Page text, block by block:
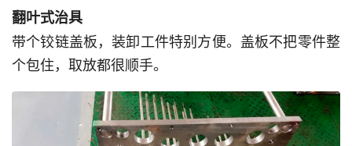
翻叶式治具
带个铰链盖板，装卸工件特别方便。盖板不把零件整
个包住，取放都很顺手。